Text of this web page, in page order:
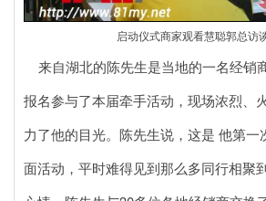
启动仪式商家观看慧聪郭总访
来自湖北的陈先生是当地的一名经销
报名参与了本届牵手活动，现场浓烈、
力了他的目光。陈先生说，这是 他第一
面活动，平时难得见到那么多同行相聚